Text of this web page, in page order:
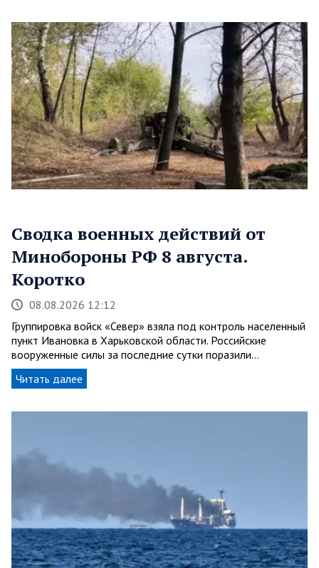
Сводка военных действий от
Минобороны РФ 8 августа.
Коротко
08.08.2026 12:12
Группировка войск «Север» взяла под контроль населенный
пункт Ивановка в Харьковской области. Российские
вооруженные силы за последние сутки поразили…
Читать далее